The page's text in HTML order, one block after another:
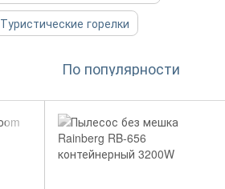
Туристические горелки
По популярности